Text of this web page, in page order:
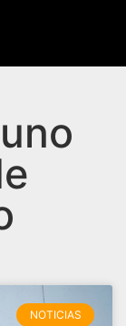
NOTICIAS